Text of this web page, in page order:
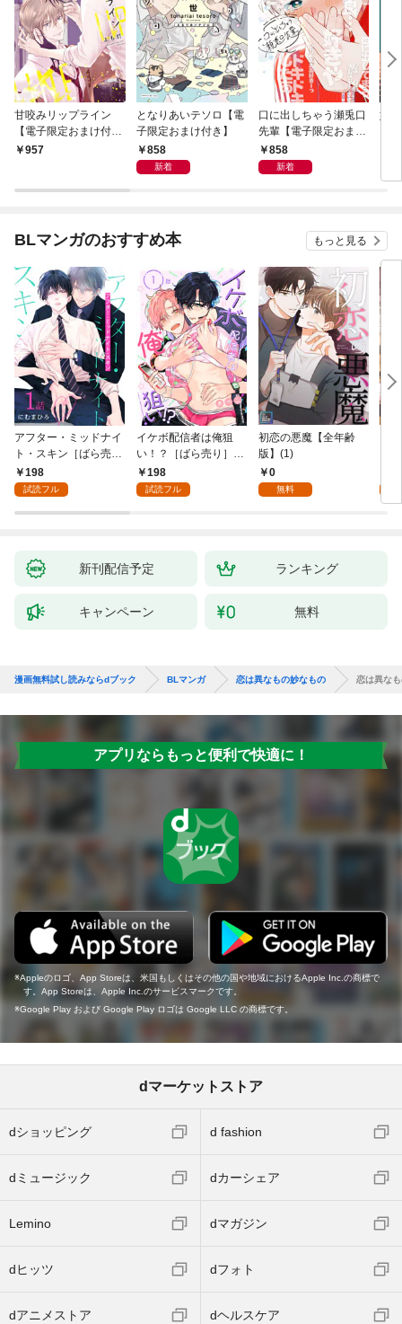
甘咬みリップライン
【電子限定おまけ付
き】957
となりあいテソロ【電
子限定おまけ付き】
858
新着
口に出しちゃう瀬兎口
先輩【電子限定おまけ
付き】
858
新着
奸
BLマンガのおすすめ本 もっと見る
アフター・ミッドナイ
ト・スキン［ばら売
り］ 第1話
198
試読フル
イケボ配信者は俺狙
い！？［ばら売り］
第1話
198
試読フル
初恋の悪魔【全年齢
版】(1)
0
無料
新刊配信予定 ランキング
キャンペーン 無料
漫画無料試し読みならdブック BLマンガ 恋は異なもの妙なもの 恋は異な
アプリならもっと便利で快適に！
Appleのロゴ、App Storeは、米国もしくはその他の国や地域におけるApple Inc.の商標で
す。App Storeは、Apple Inc.のサービスマークです。
Google Play および Google Play ロゴは Google LLC の商標です。
dマーケットストア
dショッピング d fashion
dミュージック dカーシェア
Lemino dマガジン
dヒッツ dフォト
dアニメストア dヘルスケア